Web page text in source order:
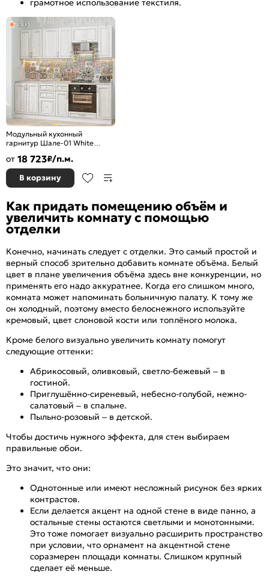
грамотное использование текстиля.
Модульный кухонный
гарнитур Шале-01 White
2140x2200x600
5,0
от 18 723₽/п.м.
В корзину
Как придать помещению объём и
увеличить комнату с помощью
отделки
Конечно, начинать следует с отделки. Это самый простой и
верный способ зрительно добавить комнате объёма. Белый
цвет в плане увеличения объёма здесь вне конкуренции, но
применять его надо аккуратнее. Когда его слишком много,
комната может напоминать больничную палату. К тому же
он холодный, поэтому вместо белоснежного используйте
кремовый, цвет слоновой кости или топлёного молока.
Кроме белого визуально увеличить комнату помогут
следующие оттенки:
Абрикосовый, оливковый, светло-бежевый – в
гостиной.
Приглушённо-сиреневый, небесно-голубой, нежно-
салатовый – в спальне.
Пыльно-розовый – в детской.
Чтобы достичь нужного эффекта, для стен выбираем
правильные обои.
Это значит, что они:
Однотонные или имеют несложный рисунок без ярких
контрастов.
Если делается акцент на одной стене в виде панно, а
остальные стены остаются светлыми и монотонными.
Это тоже помогает визуально расширить пространство
при условии, что орнамент на акцентной стене
соразмерен площади комнаты. Слишком крупный
сделает её меньше.